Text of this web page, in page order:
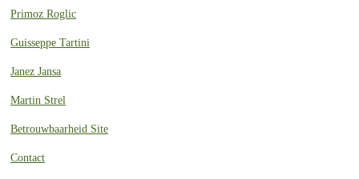
Primoz Roglic
Guisseppe Tartini
Janez Jansa
Martin Strel
Betrouwbaarheid Site
Contact